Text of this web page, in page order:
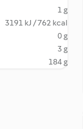
1 g
3191 kJ / 762 kcal
0 g
3 g
184 g